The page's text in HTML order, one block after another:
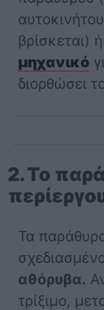
βρίσκεται)
μηχανικό
διορθώσει
2. Το
Τα
αθόρυβα.
τρίξιμο,